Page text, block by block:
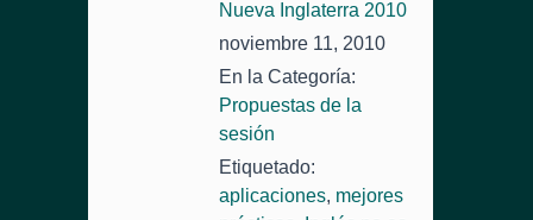
Nueva Inglaterra 2010
noviembre 11, 2010
En la Categoría:
Propuestas de la
sesión
Etiquetado:
aplicaciones, mejores